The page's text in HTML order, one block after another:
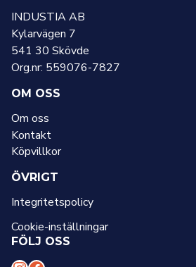
INDUSTIA AB
Kylarvägen 7
541 30 Skövde
Org.nr: 559076-7827
OM OSS
Om oss
Kontakt
Köpvillkor
ÖVRIGT
Integritetspolicy
Cookie-inställningar
FÖLJ OSS